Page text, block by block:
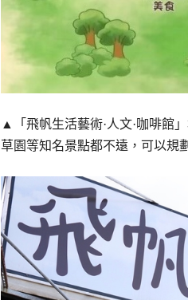
▲「飛帆生活藝術·人文·咖啡館
草園等知名景點都不遠，可以規